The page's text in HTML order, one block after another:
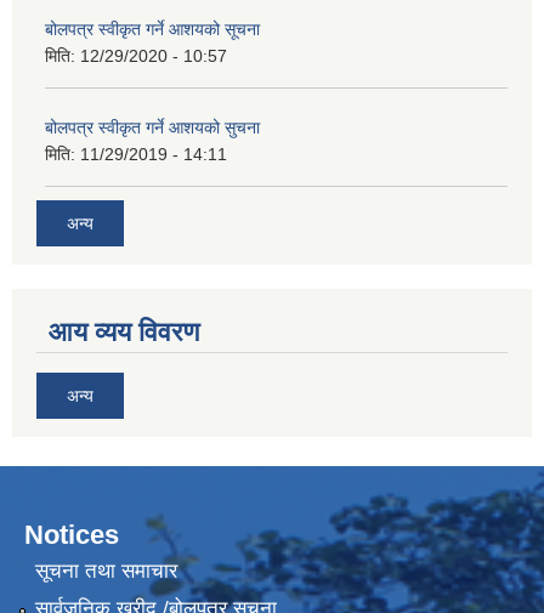
बोलपत्र स्वीकृत गर्ने आशयको सूचना
मिति: 12/29/2020 - 10:57
बोलपत्र स्वीकृत गर्ने आशयको सुचना
मिति: 11/29/2019 - 14:11
अन्य
आय व्यय विवरण
अन्य
Notices
सूचना तथा समाचार